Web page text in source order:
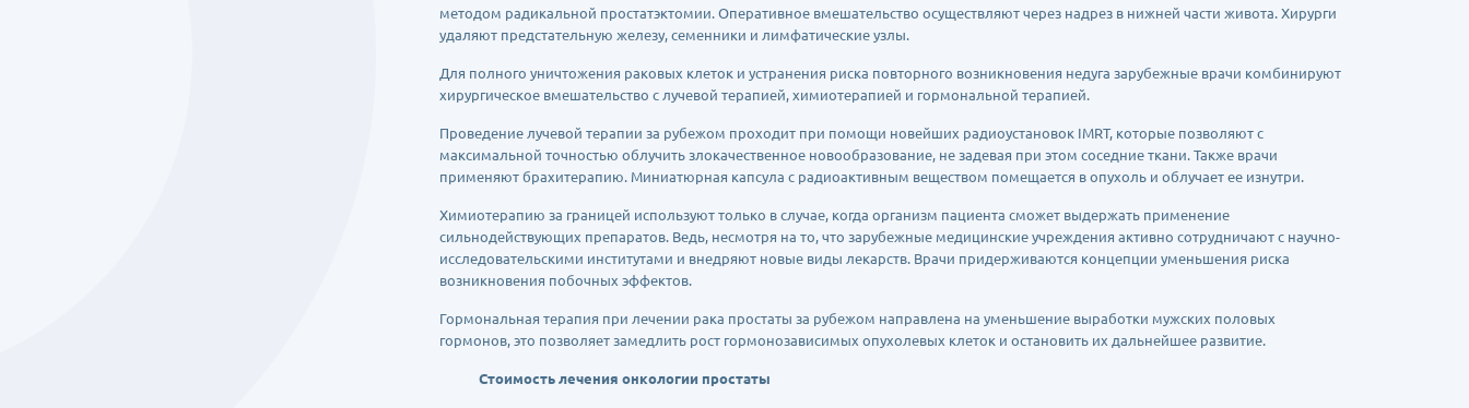
методом радикальной простатэктомии. Оперативное вмешательство осуществляют через надрез в нижней части живота. Хирурги
удаляют предстательную железу, семенники и лимфатические узлы.
Для полного уничтожения раковых клеток и устранения риска повторного возникновения недуга зарубежные врачи комбинируют
хирургическое вмешательство с лучевой терапией, химиотерапией и гормональной терапией.
Проведение лучевой терапии за рубежом проходит при помощи новейших радиоустановок IMRT, которые позволяют с
максимальной точностью облучить злокачественное новообразование, не задевая при этом соседние ткани. Также врачи
применяют брахитерапию. Миниатюрная капсула с радиоактивным веществом помещается в опухоль и облучает ее изнутри.
Химиотерапию за границей используют только в случае, когда организм пациента сможет выдержать применение
сильнодействующих препаратов. Ведь, несмотря на то, что зарубежные медицинские учреждения активно сотрудничают с научно-
исследовательскими институтами и внедряют новые виды лекарств. Врачи придерживаются концепции уменьшения риска
возникновения побочных эффектов.
Гормональная терапия при лечении рака простаты за рубежом направлена на уменьшение выработки мужских половых
гормонов, это позволяет замедлить рост гормонозависимых опухолевых клеток и остановить их дальнейшее развитие.
Стоимость лечения онкологии простаты